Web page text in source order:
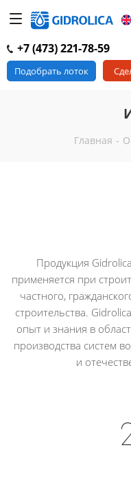
+7 (473) 221-78-59
Подобрать лоток
Главная -
Продукция
применяется при
частного,
строительства.
опыт и знания в
производства систем
и